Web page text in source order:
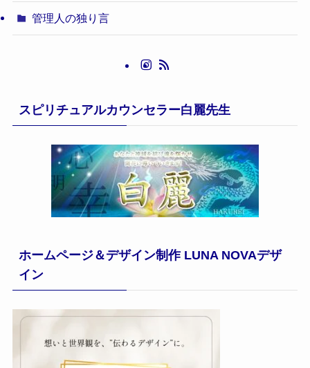
管理人の独り言
スピリチュアルカウンセラー白麗先生
ホームページ＆デザイン制作 LUNA NOVAデザ
イン